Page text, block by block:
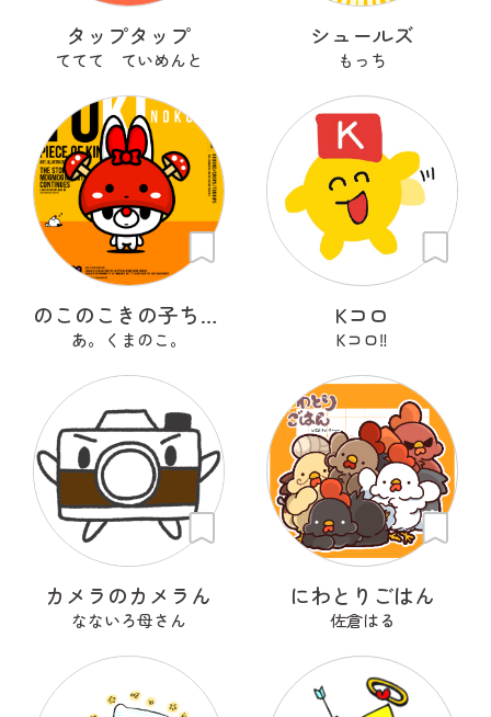
タップタップ
ててて ていめんと
シュールズ
もっち
のこのこきの子ちゃん
あ。くまのこ。
Kコロ
Kコロ‼︎
カメラのカメラん
なないろ母さん
にわとりごはん
佐倉はる